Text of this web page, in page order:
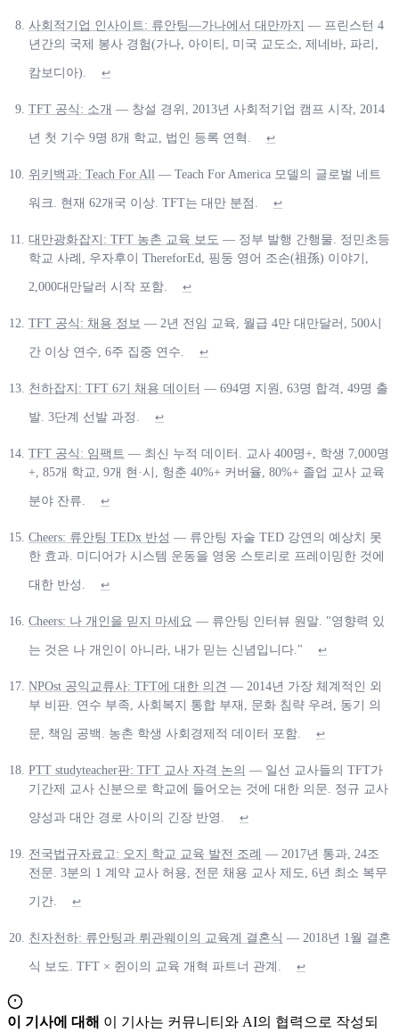
사회적기업 인사이트: 류안팅—가나에서 대만까지 — 프린스턴 4
년간의 국제 봉사 경험(가나, 아이티, 미국 교도소, 제네바, 파리,
캄보디아). ↩
TFT 공식: 소개 — 창설 경위, 2013년 사회적기업 캠프 시작, 2014
년 첫 기수 9명 8개 학교, 법인 등록 연혁. ↩
위키백과: Teach For All — Teach For America 모델의 글로벌 네트
워크. 현재 62개국 이상. TFT는 대만 분점. ↩
대만광화잡지: TFT 농촌 교육 보도 — 정부 발행 간행물. 정민초등
학교 사례, 우자후이 ThereforEd, 핑둥 영어 조손(祖孫) 이야기,
2,000대만달러 시작 포함. ↩
TFT 공식: 채용 정보 — 2년 전임 교육, 월급 4만 대만달러, 500시
간 이상 연수, 6주 집중 연수. ↩
천하잡지: TFT 6기 채용 데이터 — 694명 지원, 63명 합격, 49명 출
발. 3단계 선발 과정. ↩
TFT 공식: 임팩트 — 최신 누적 데이터. 교사 400명+, 학생 7,000명
+, 85개 학교, 9개 현·시, 헝춘 40%+ 커버율, 80%+ 졸업 교사 교육
분야 잔류. ↩
Cheers: 류안팅 TEDx 반성 — 류안팅 자술 TED 강연의 예상치 못
한 효과. 미디어가 시스템 운동을 영웅 스토리로 프레이밍한 것에
대한 반성. ↩
Cheers: 나 개인을 믿지 마세요 — 류안팅 인터뷰 원말. "영향력 있
는 것은 나 개인이 아니라, 내가 믿는 신념입니다." ↩
NPOst 공익교류사: TFT에 대한 의견 — 2014년 가장 체계적인 외
부 비판. 연수 부족, 사회복지 통합 부재, 문화 침략 우려, 동기 의
문, 책임 공백. 농촌 학생 사회경제적 데이터 포함. ↩
PTT studyteacher판: TFT 교사 자격 논의 — 일선 교사들의 TFT가
기간제 교사 신분으로 학교에 들어오는 것에 대한 의문. 정규 교사
양성과 대안 경로 사이의 긴장 반영. ↩
전국법규자료고: 오지 학교 교육 발전 조례 — 2017년 통과, 24조
전문. 3분의 1 계약 교사 허용, 전문 채용 교사 제도, 6년 최소 복무
기간. ↩
친자천하: 류안팅과 뤼관웨이의 교육계 결혼식 — 2018년 1월 결혼
식 보도. TFT × 쥔이의 교육 개혁 파트너 관계. ↩
이 기사에 대해 이 기사는 커뮤니티와 AI의 협력으로 작성되